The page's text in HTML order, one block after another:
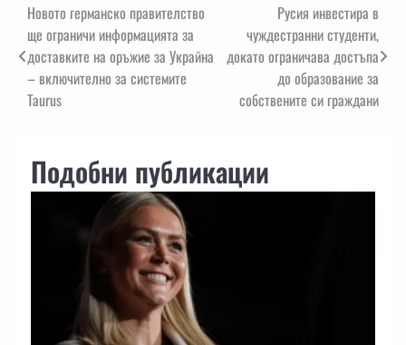
Навигация
Новото германско правителство
ще ограничи информацията за
доставките на оръжие за Украйна
– включително за системите
Taurus
Русия инвестира в
чуждестранни студенти,
докато ограничава достъпа
до образование за
собствените си граждани
Подобни публикации